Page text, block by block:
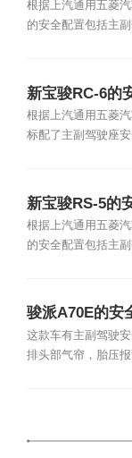
根据上汽通用五菱
的安全配置包括主
新宝骏RC-6的
根据上汽通用五菱
标配了主副驾驶座
新宝骏RS-5的
根据上汽通用五菱
的安全配置包括主
骏派A70E的安
这款车有主副驾驶
排头部气帘，胎压报